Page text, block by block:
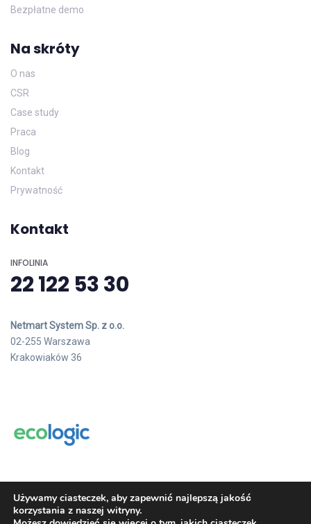
Bezpłatne demo
Na skróty
O nas
CSR
Case study
Praca
Blog
Kontakt
Prywatność
Kontakt
INFOLINIA
22 122 53 30
Netmart System Sp. z o.o.
02-255 Warszawa
Krakowiaków 36
Używamy ciasteczek, aby zapewnić najlepszą jakość
korzystania z naszej witryny.